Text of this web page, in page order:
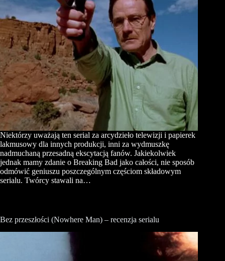
Niektórzy uważają ten serial za arcydzieło telewizji i papierek
lakmusowy dla innych produkcji, inni za wydmuszkę
nadmuchaną przesadną ekscytacją fanów. Jakiekolwiek
jednak mamy zdanie o Breaking Bad jako całości, nie sposób
odmówić geniuszu poszczególnym częściom składowym
serialu. Twórcy stawali na…
Bez przeszłości (Nowhere Man) – recenzja serialu